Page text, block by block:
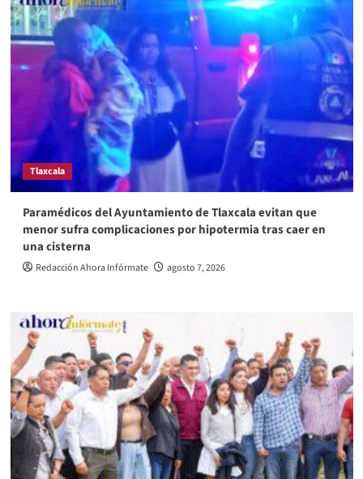
Tlaxcala
Paramédicos del Ayuntamiento de Tlaxcala evitan que
menor sufra complicaciones por hipotermia tras caer en
una cisterna
Redacción Ahora Infórmate agosto 7, 2026